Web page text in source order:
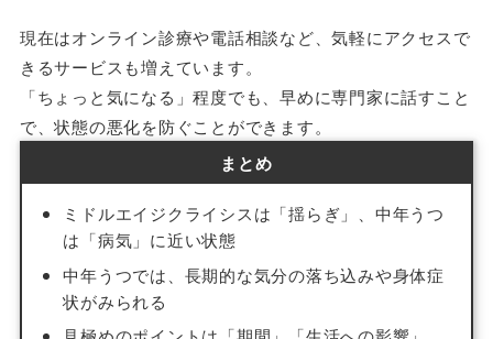
現在はオンライン診療や電話相談など、気軽にアクセスで
きるサービスも増えています。
「ちょっと気になる」程度でも、早めに専門家に話すこと
で、状態の悪化を防ぐことができます。
まとめ
ミドルエイジクライシスは「揺らぎ」、中年うつ
は「病気」に近い状態
中年うつでは、長期的な気分の落ち込みや身体症
状がみられる